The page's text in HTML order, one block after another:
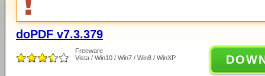
doPDF v7.3.379
Freeware
Vista / Win10 / Win7 / Win8 / WinXP